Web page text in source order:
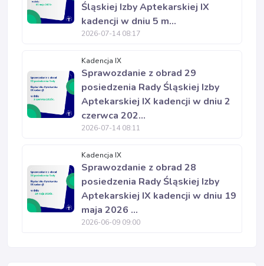
Śląskiej Izby Aptekarskiej IX
kadencji w dniu 5 m...
2026-07-14 08:17
Kadencja IX
Sprawozdanie z obrad 29
posiedzenia Rady Śląskiej Izby
Aptekarskiej IX kadencji w dniu 2
czerwca 202...
2026-07-14 08:11
Kadencja IX
Sprawozdanie z obrad 28
posiedzenia Rady Śląskiej Izby
Aptekarskiej IX kadencji w dniu 19
maja 2026 ...
2026-06-09 09:00